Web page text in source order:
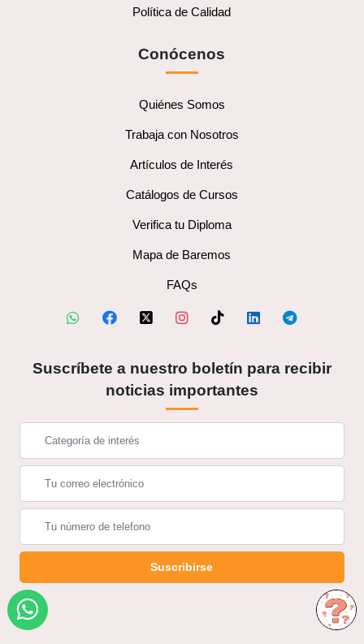
Política de Calidad
Conócenos
Quiénes Somos
Trabaja con Nosotros
Artículos de Interés
Catálogos de Cursos
Verifica tu Diploma
Mapa de Baremos
FAQs
Suscríbete a nuestro boletín para recibir
noticias importantes
Suscribirse